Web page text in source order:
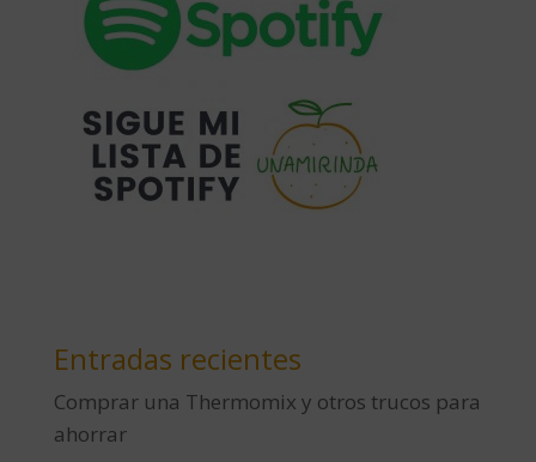
Entradas recientes
Comprar una Thermomix y otros trucos para
ahorrar